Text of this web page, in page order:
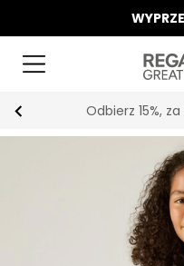
Odbierz 15%,